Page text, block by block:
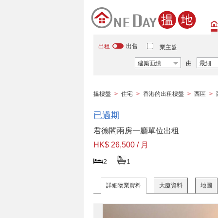
出租 出售 業主盤
建築面績 由 最細
搵樓盤 > 住宅 > 香港的出租樓盤 > 西區 >
已過期
君德閣兩房一廳單位出租
HK$ 26,500 / 月
2 1
詳細物業資料 大廈資料 地圖